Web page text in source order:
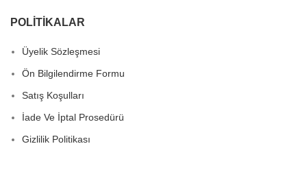
POLITIKALAR
Üyelik Sözleşmesi
Ön Bilgilendirme Formu
Satış Koşulları
İade Ve İptal Prosedürü
Gizlilik Politikası